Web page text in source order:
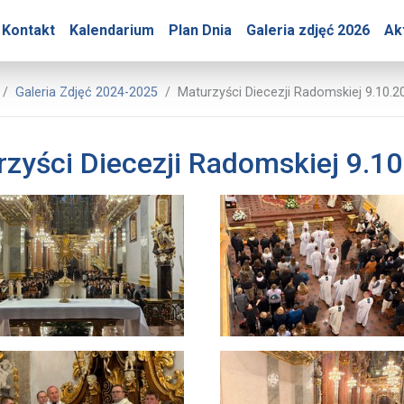
Kontakt Kalendarium Plan Dnia Galeria zdjęć 2026
– Maturzyści Diecezji
Biuro Prasowe Jasnej Góry
Galeria Zdjęć 2024-2025 Maturzyści Diecezji Radomskiej
Diecezji Radomskiej